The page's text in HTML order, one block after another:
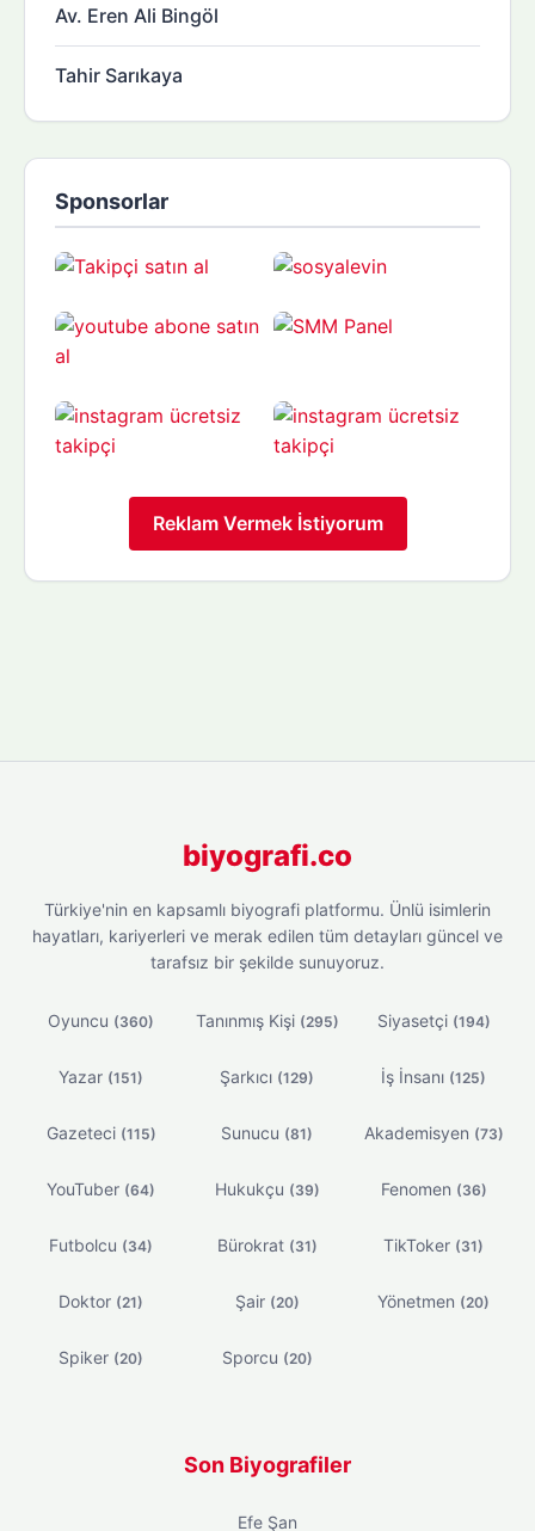
Av. Eren Ali Bingöl
Tahir Sarıkaya
Sponsorlar
Reklam Vermek İstiyorum
biyografi.co
Türkiye'nin en kapsamlı biyografi platformu. Ünlü isimlerin
hayatları, kariyerleri ve merak edilen tüm detayları güncel ve
tarafsız bir şekilde sunuyoruz.
Oyuncu (360) Tanınmış Kişi (295) Siyasetçi (194)
Yazar (151) Şarkıcı (129) İş İnsanı (125)
Gazeteci (115) Sunucu (81) Akademisyen (73)
YouTuber (64) Hukukçu (39) Fenomen (36)
Futbolcu (34) Bürokrat (31) TikToker (31)
Doktor (21) Şair (20) Yönetmen (20)
Spiker (20) Sporcu (20)
Son Biyografiler
Efe Şan